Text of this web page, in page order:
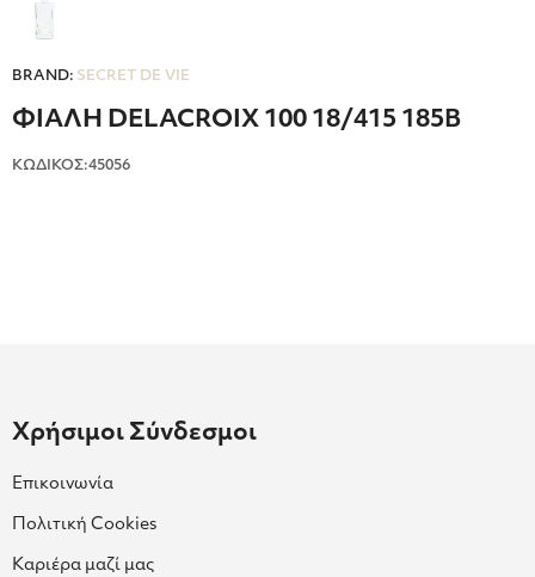
BRAND: SECRET DE VIE
ΦΙΑΛΗ DELACROIX 100 18/415 185B
ΚΩΔΙΚΟΣ:45056
Χρήσιμοι Σύνδεσμοι
Επικοινωνία
Πολιτική Cookies
Καριέρα μαζί μας